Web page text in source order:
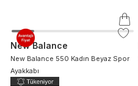
New Balance
New Balance 550 Kadın Beyaz Spor
Ayakkabı